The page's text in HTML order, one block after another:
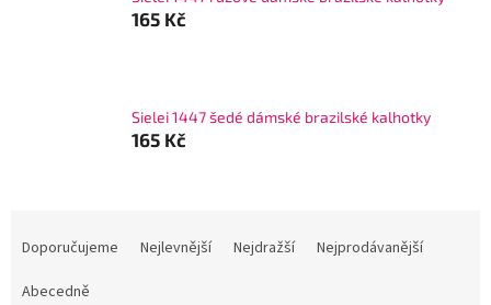
165 Kč
Sielei 1447 šedé dámské brazilské kalhotky
165 Kč
Doporučujeme Nejlevnější Nejdražší
Nejprodávanější
Abecedně